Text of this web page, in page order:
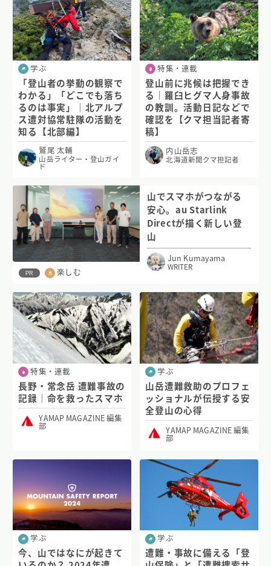
学ぶ
「登山者の挙動の観察で
わかる」「どこでも落ち
るのは事実」｜北アルプ
ス遭対協常駐隊の活動を
知る【北部編】
鷲尾 太輔
山岳ライター・登山ガイ
ド
特集・連載
登山前に兆候は把握でき
る｜羅臼ヒグマ人身事故
の教訓。活動日記などで
確認を【クマ担当記者寄
稿】
内山岳志
北海道新聞クマ担記者
PR 楽しむ
山でスマホがつながる
安心。au Starlink
Directが描く新しい登
山
Jun Kumayama
WRITER
特集・連載
長野・常念岳 遭難事故の
記録｜命を救ったスマホ
YAMAP MAGAZINE 編集
部
学ぶ
山岳遭難救助のプロフェ
ッショナルが伝授する安
全登山の心得
YAMAP MAGAZINE 編集
部
学ぶ
今、山ではなにが起きて
学ぶ
遭難・事故に備える「登